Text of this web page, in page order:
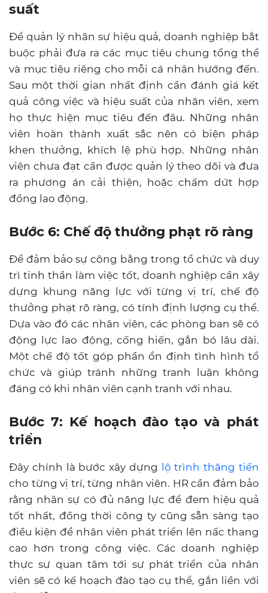
suất
Để quản lý nhân sự hiệu quả, doanh nghiệp bắt
buộc phải đưa ra các mục tiêu chung tổng thể
và mục tiêu riêng cho mỗi cá nhân hướng đến.
Sau một thời gian nhất định cần đánh giá kết
quả công việc và hiệu suất của nhân viên, xem
họ thực hiện mục tiêu đến đâu. Những nhân
viên hoàn thành xuất sắc nên có biện pháp
khen thưởng, khích lệ phù hợp. Những nhân
viên chưa đạt cần được quản lý theo dõi và đưa
ra phương án cải thiện, hoặc chấm dứt hợp
đồng lao động.
Bước 6: Chế độ thưởng phạt rõ ràng
Để đảm bảo sự công bằng trong tổ chức và duy
trì tinh thần làm việc tốt, doanh nghiệp cần xây
dựng khung năng lực với từng vị trí, chế độ
thưởng phạt rõ ràng, có tính định lượng cụ thể.
Dựa vào đó các nhân viên, các phòng ban sẽ có
động lực lao động, cống hiến, gắn bó lâu dài.
Một chế độ tốt góp phần ổn định tình hình tổ
chức và giúp tránh những tranh luận không
đáng có khi nhân viên cạnh tranh với nhau.
Bước 7: Kế hoạch đào tạo và phát
triển
Đây chính là bước xây dựng lộ trình thăng tiến
cho từng vị trí, từng nhân viên. HR cần đảm bảo
rằng nhân sự có đủ năng lực để đem hiệu quả
tốt nhất, đồng thời công ty cũng sẵn sàng tạo
điều kiện để nhân viên phát triển lên nấc thang
cao hơn trong công việc. Các doanh nghiệp
thực sự quan tâm tới sự phát triển của nhân
viên sẽ có kế hoạch đào tạo cụ thể, gắn liền với